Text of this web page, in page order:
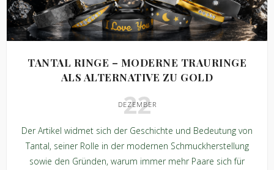
TANTAL RINGE – MODERNE TRAURINGE
ALS ALTERNATIVE ZU GOLD
22
DEZEMBER
Der Artikel widmet sich der Geschichte und Bedeutung von
Tantal, seiner Rolle in der modernen Schmuckherstellung
sowie den Gründen, warum immer mehr Paare sich für